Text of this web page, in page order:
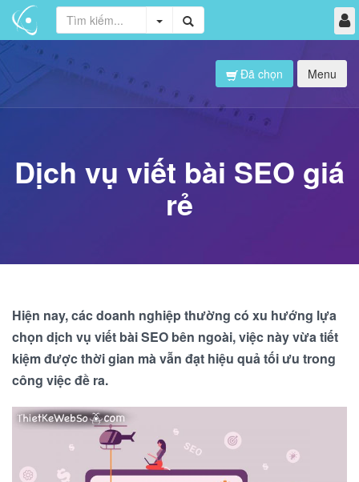
Menu
Đã chọn
Dịch vụ viết bài SEO giá
rẻ
Hiện nay, các doanh nghiệp thường có xu hướng lựa
chọn dịch vụ viết bài SEO bên ngoài, việc này vừa tiết
kiệm được thời gian mà vẫn đạt hiệu quả tối ưu trong
công việc đề ra.